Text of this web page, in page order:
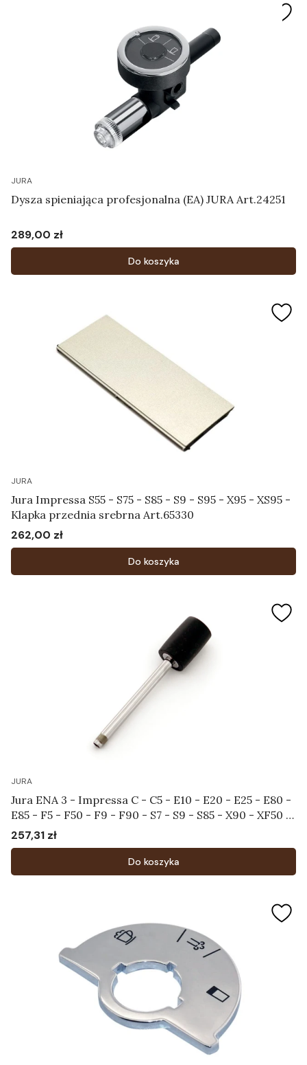
JURA
Dysza spieniająca profesjonalna (EA) JURA Art.24251
Cena
289,00 zł
Do koszyka
JURA
Jura Impressa S55 - S75 - S85 - S9 - S95 - X95 - XS95 -
Klapka przednia srebrna Art.65330
Cena
262,00 zł
Do koszyka
JURA
Jura ENA 3 - Impressa C - C5 - E10 - E20 - E25 - E80 -
E85 - F5 - F50 - F9 - F90 - S7 - S9 - S85 - X90 - XF50 -
XF70 - XS90 - XS95 - Rurka do systemu spieniającego
Art.65641
Cena
257,31 zł
Do koszyka